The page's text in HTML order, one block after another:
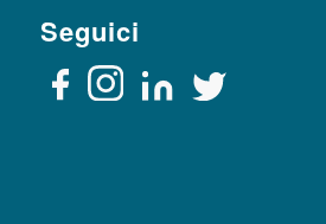
Seguici